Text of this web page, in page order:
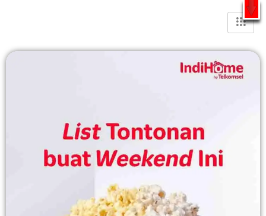
Gratis Pasang Dengan Bayar PDD2 | WiFi 200Rb an By